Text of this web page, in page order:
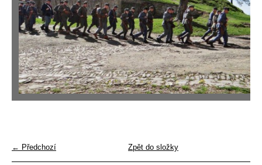
← Předchozí Zpět do složky